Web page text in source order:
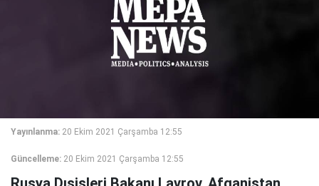
Yayınlanma: 20 Ekim 2021 Çarşamba 12:55
Güncelleme: 20 Ekim 2021 Çarşamba 12:55